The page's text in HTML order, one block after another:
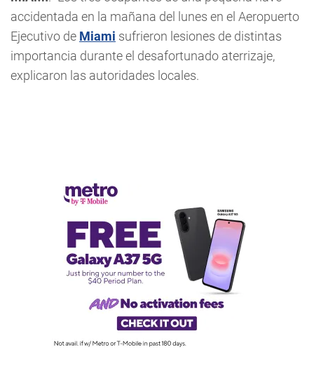
accidentada en la mañana del lunes en el Aeropuerto
Ejecutivo de Miami sufrieron lesiones de distintas
importancia durante el desafortunado aterrizaje,
explicaron las autoridades locales.